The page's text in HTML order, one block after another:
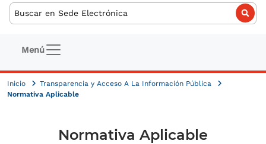
Buscar
Navegación principal
Menú
Inicio
Transparencia y Acceso A La Información Pública
Normativa Aplicable
Normativa Aplicable